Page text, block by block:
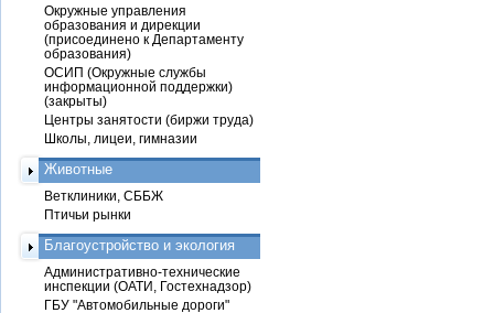
Окружные управления
образования и дирекции
(присоединено к Департаменту
образования)
ОСИП (Окружные службы
информационной поддержки)
(закрыты)
Центры занятости (биржи труда)
Школы, лицеи, гимназии
Животные
Ветклиники, СББЖ
Птичьи рынки
Благоустройство и экология
Административно-технические
инспекции (ОАТИ, Гостехнадзор)
ГБУ "Автомобильные дороги"